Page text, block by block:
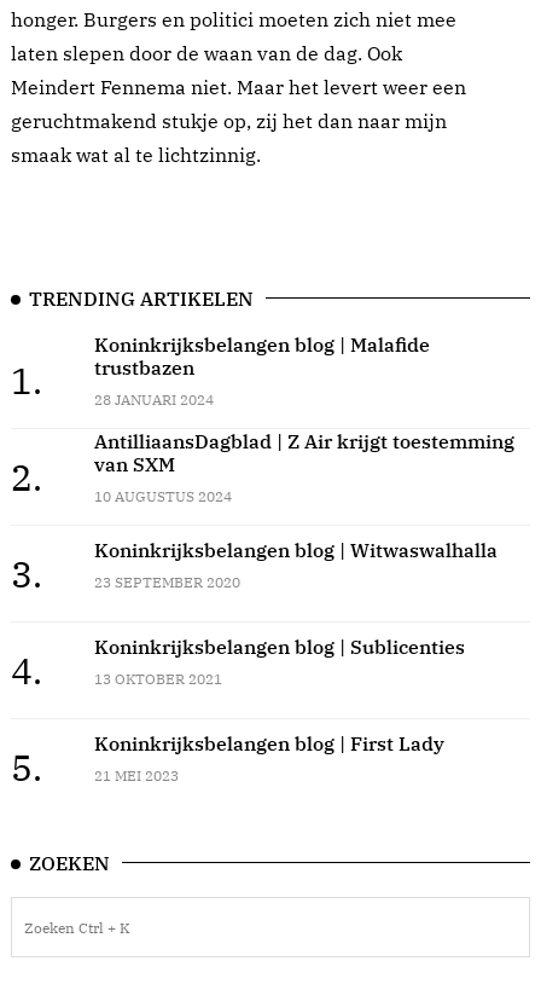
honger. Burgers en politici moeten zich niet mee
laten slepen door de waan van de dag. Ook
Meindert Fennema niet. Maar het levert weer een
geruchtmakend stukje op, zij het dan naar mijn
smaak wat al te lichtzinnig.
TRENDING ARTIKELEN
1.
Koninkrijksbelangen blog | Malafide
trustbazen
28 JANUARI 2024
2.
AntilliaansDagblad | Z Air krijgt toestemming
van SXM
10 AUGUSTUS 2024
3.
Koninkrijksbelangen blog | Witwaswalhalla
23 SEPTEMBER 2020
4.
Koninkrijksbelangen blog | Sublicenties
13 OKTOBER 2021
5.
Koninkrijksbelangen blog | First Lady
21 MEI 2023
ZOEKEN